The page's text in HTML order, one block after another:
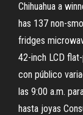
Chihuahua a
has 137 non-
fridges
42-inch LCD
con público
las 9:00 a.m.
hasta joyas